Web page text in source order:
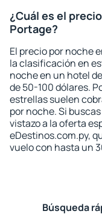
¿Cuál es el
Portage?
El precio por noche
la clasificación en
noche en un hotel
de 50-100 dólares.
estrellas suelen
por noche. Si
vistazo a la oferta
eDestinos.com.py,
vuelo con hasta un
Búsqueda